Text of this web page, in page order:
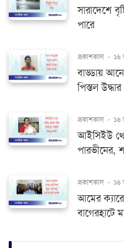
সারাদেশে
পারে
প্রকাশকাল - ১৪
বাড্ডায়
পিস্তল উদ্ধার
প্রকাশকাল - ১৪
আইসিইউ
পারভীনের,
প্রকাশকাল - ১৪
আমের
বাগেরহাটে